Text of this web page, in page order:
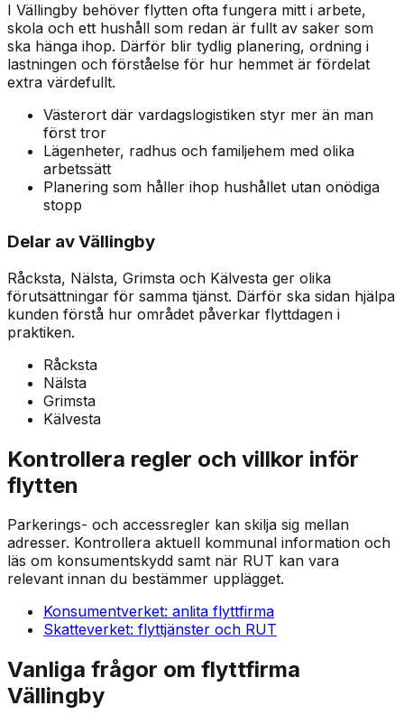
I Vällingby behöver flytten ofta fungera mitt i arbete,
skola och ett hushåll som redan är fullt av saker som
ska hänga ihop. Därför blir tydlig planering, ordning i
lastningen och förståelse för hur hemmet är fördelat
extra värdefullt.
Västerort där vardagslogistiken styr mer än man
först tror
Lägenheter, radhus och familjehem med olika
arbetssätt
Planering som håller ihop hushållet utan onödiga
stopp
Delar av Vällingby
Råcksta, Nälsta, Grimsta och Kälvesta ger olika
förutsättningar för samma tjänst. Därför ska sidan hjälpa
kunden förstå hur området påverkar flyttdagen i
praktiken.
Råcksta
Nälsta
Grimsta
Kälvesta
Kontrollera regler och villkor inför
flytten
Parkerings- och accessregler kan skilja sig mellan
adresser. Kontrollera aktuell kommunal information och
läs om konsumentskydd samt när RUT kan vara
relevant innan du bestämmer upplägget.
Konsumentverket: anlita flyttfirma
Skatteverket: flyttjänster och RUT
Vanliga frågor om flyttfirma
Vällingby